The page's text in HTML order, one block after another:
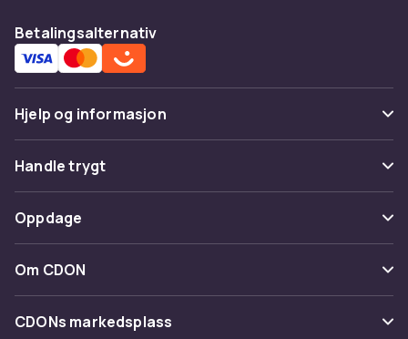
Betalingsalternativ
Hjelp og informasjon
Vanlige spørsmål
Spor pakke
Angre & returner her
Kontakt oss
Handle trygt
Betaling
Levering
Tilbakekallinger
Oppdage
Kategorier
Varemerker
Om CDON
Om oss
CDONs markedsplass